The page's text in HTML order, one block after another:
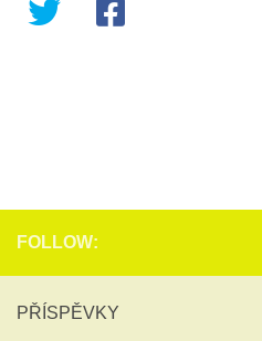
FOLLOW:
PŘÍSPĚVKY